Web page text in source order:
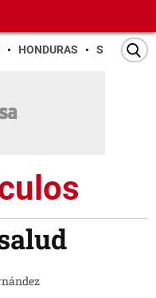
HONDURAS SAN PEDRO